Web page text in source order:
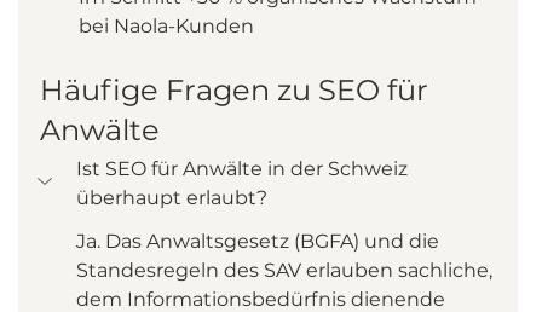
bei Naola-Kunden
Häufige Fragen zu SEO für
Anwälte
Ist SEO für Anwälte in der Schweiz
überhaupt erlaubt?
Ja. Das Anwaltsgesetz (BGFA) und die
Standesregeln des SAV erlauben sachliche,
dem Informationsbedürfnis dienende